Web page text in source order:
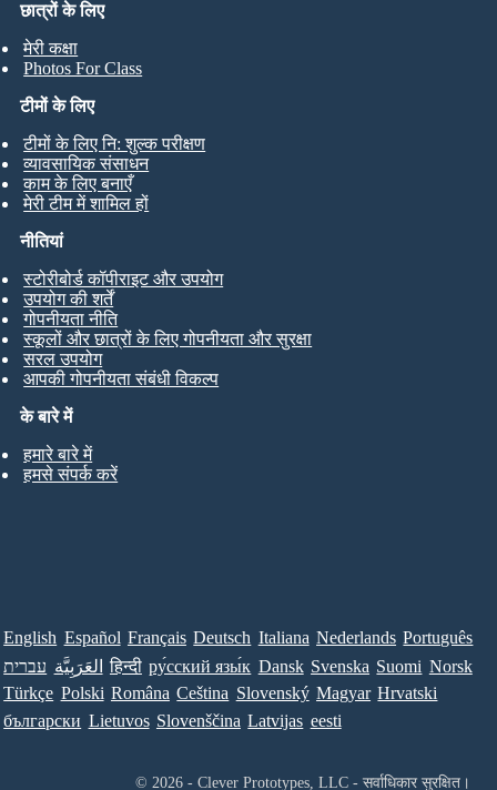
छात्रों के लिए
मेरी कक्षा
Photos For Class
टीमों के लिए
टीमों के लिए नि: शुल्क परीक्षण
व्यावसायिक संसाधन
काम के लिए बनाएँ
मेरी टीम में शामिल हों
के बारे में
हमारे बारे में
हमसे संपर्क करें
नीतियां
स्टोरीबोर्ड कॉपीराइट और उपयोग
उपयोग की शर्तें
गोपनीयता नीति
स्कूलों और छात्रों के लिए गोपनीयता और सुरक्षा
सरल उपयोग
आपकी गोपनीयता संबंधी विकल्प
English Español Français Deutsch Italiana Nederlands Português
עברית العَرَبِيَّة हिन्दी ру́сский язы́к Dansk Svenska Suomi Norsk
Türkçe Polski Româna Ceština Slovenský Magyar Hrvatski
български Lietuvos Slovenščina Latvijas eesti
© 2026 - Clever Prototypes, LLC - सर्वाधिकार सुरक्षित।